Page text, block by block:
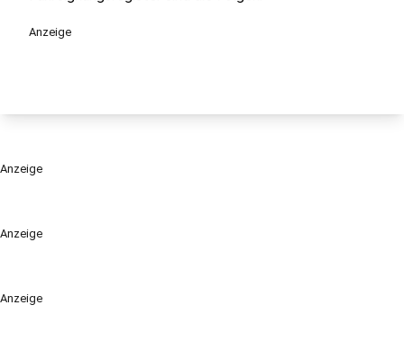
Anzeige
Anzeige
Anzeige
Anzeige